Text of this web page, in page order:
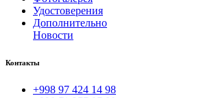
Удостоверения
Дополнительно
Новости
Контакты
+998 97 424 14 98